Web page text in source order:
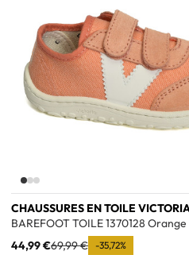
CHAUSSURES EN TOILE
BAREFOOT TOILE 1370128 Orange
44,99 €69,99 € -35,72%